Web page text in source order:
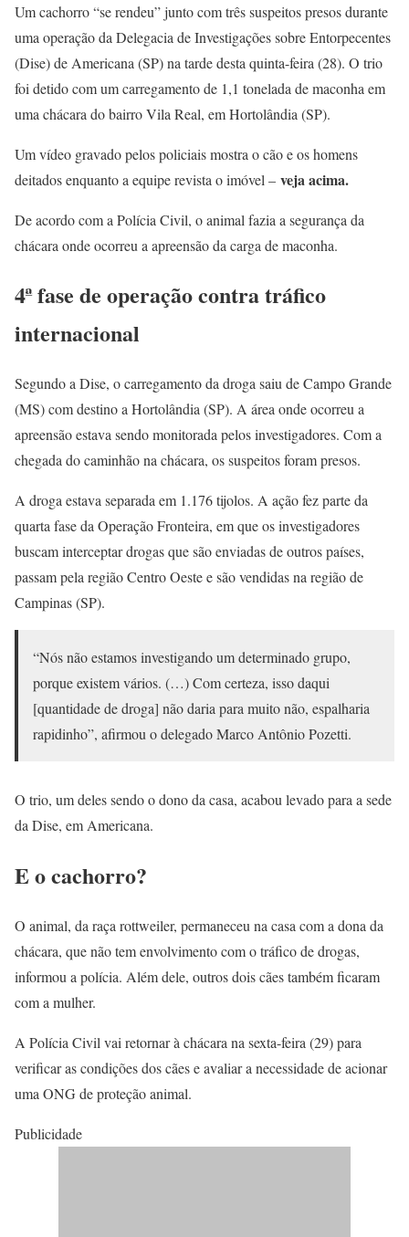
Um cachorro “se rendeu” junto com três suspeitos presos durante
uma operação da Delegacia de Investigações sobre Entorpecentes
(Dise) de Americana (SP) na tarde desta quinta-feira (28). O trio
foi detido com um carregamento de 1,1 tonelada de maconha em
uma chácara do bairro Vila Real, em Hortolândia (SP).
Um vídeo gravado pelos policiais mostra o cão e os homens
deitados enquanto a equipe revista o imóvel – veja acima.
De acordo com a Polícia Civil, o animal fazia a segurança da
chácara onde ocorreu a apreensão da carga de maconha.
4ª fase de operação contra tráfico
internacional
Segundo a Dise, o carregamento da droga saiu de Campo Grande
(MS) com destino a Hortolândia (SP). A área onde ocorreu a
apreensão estava sendo monitorada pelos investigadores. Com a
chegada do caminhão na chácara, os suspeitos foram presos.
A droga estava separada em 1.176 tijolos. A ação fez parte da
quarta fase da Operação Fronteira, em que os investigadores
buscam interceptar drogas que são enviadas de outros países,
passam pela região Centro Oeste e são vendidas na região de
Campinas (SP).
“Nós não estamos investigando um determinado grupo,
porque existem vários. (…) Com certeza, isso daqui
[quantidade de droga] não daria para muito não, espalharia
rapidinho”, afirmou o delegado Marco Antônio Pozetti.
O trio, um deles sendo o dono da casa, acabou levado para a sede
da Dise, em Americana.
E o cachorro?
O animal, da raça rottweiler, permaneceu na casa com a dona da
chácara, que não tem envolvimento com o tráfico de drogas,
informou a polícia. Além dele, outros dois cães também ficaram
com a mulher.
A Polícia Civil vai retornar à chácara na sexta-feira (29) para
verificar as condições dos cães e avaliar a necessidade de acionar
uma ONG de proteção animal.
Publicidade